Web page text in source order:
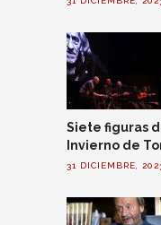
Siete figuras
Invierno de
31 DICIEMBRE,